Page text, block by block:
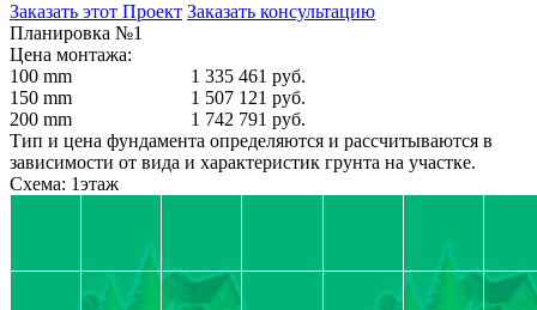
Заказать этот Проект Заказать консультацию
Планировка №1
Цена монтажа:
100 mm
1 335 461 руб.
150 mm
1 507 121 руб.
200 mm
1 742 791 руб.
Тип и цена фундамента определяются и рассчитываются в
зависимости от вида и характеристик грунта на участке.
Схема: 1этаж